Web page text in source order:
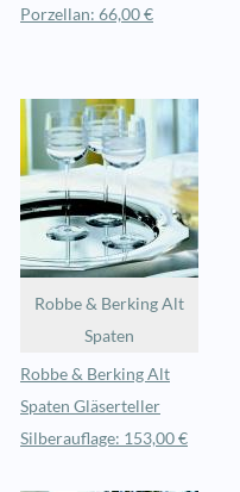
Porzellan: 66,00 €
Robbe & Berking Alt
Spaten
Robbe & Berking Alt
Spaten Gläserteller
Silberauflage: 153,00 €